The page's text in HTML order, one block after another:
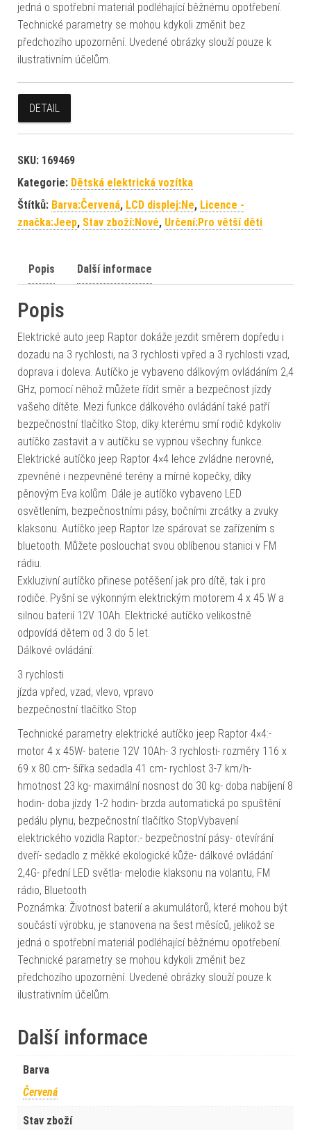
jedná o spotřební materiál podléhající běžnému opotřebení.
Technické parametry se mohou kdykoli změnit bez
předchozího upozornění. Uvedené obrázky slouží pouze k
ilustrativním účelům.
DETAIL
SKU: 169469
Kategorie: Dětská elektrická vozítka
Štítků: Barva:Červená, LCD displej:Ne, Licence -
značka:Jeep, Stav zboží:Nové, Určení:Pro větší děti
Popis Další informace
Popis
Elektrické auto jeep Raptor dokáže jezdit směrem dopředu i
dozadu na 3 rychlosti, na 3 rychlosti vpřed a 3 rychlosti vzad,
doprava i doleva. Autíčko je vybaveno dálkovým ovládáním 2,4
GHz, pomocí něhož můžete řídit směr a bezpečnost jízdy
vašeho dítěte. Mezi funkce dálkového ovládání také patří
bezpečnostní tlačítko Stop, díky kterému smí rodič kdykoliv
autíčko zastavit a v autíčku se vypnou všechny funkce.
Elektrické autíčko jeep Raptor 4×4 lehce zvládne nerovné,
zpevněné i nezpevněné terény a mírné kopečky, díky
pěnovým Eva kolům. Dále je autíčko vybaveno LED
osvětlením, bezpečnostními pásy, bočními zrcátky a zvuky
klaksonu. Autíčko jeep Raptor lze spárovat se zařízením s
bluetooth. Můžete poslouchat svou oblíbenou stanici v FM
rádiu.
Exkluzivní autíčko přinese potěšení jak pro dítě, tak i pro
rodiče. Pyšní se výkonným elektrickým motorem 4 x 45 W a
silnou baterií 12V 10Ah. Elektrické autíčko velikostně
odpovídá dětem od 3 do 5 let.
Dálkové ovládání:
3 rychlosti
jízda vpřed, vzad, vlevo, vpravo
bezpečnostní tlačítko Stop
Technické parametry elektrické autíčko jeep Raptor 4×4:-
motor 4 x 45W- baterie 12V 10Ah- 3 rychlosti- rozměry 116 x
69 x 80 cm- šířka sedadla 41 cm- rychlost 3-7 km/h-
hmotnost 23 kg- maximální nosnost do 30 kg- doba nabíjení 8
hodin- doba jízdy 1-2 hodin- brzda automatická po spuštění
pedálu plynu, bezpečnostní tlačítko StopVybavení
elektrického vozidla Raptor:- bezpečnostní pásy- otevírání
dveří- sedadlo z měkké ekologické kůže- dálkové ovládání
2,4G- přední LED světla- melodie klaksonu na volantu, FM
rádio, Bluetooth
Poznámka: Životnost baterií a akumulátorů, které mohou být
součástí výrobku, je stanovena na šest měsíců, jelikož se
jedná o spotřební materiál podléhající běžnému opotřebení.
Technické parametry se mohou kdykoli změnit bez
předchozího upozornění. Uvedené obrázky slouží pouze k
ilustrativním účelům.
Další informace
Barva
Červená
Stav zboží